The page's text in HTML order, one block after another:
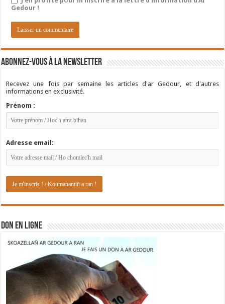
Gedour !
Abonnez-vous à la newsletter
Recevez une fois par semaine les articles d'ar Gedour, et d'autres
informations en exclusivité.
Prénom :
Adresse email:
DON EN LIGNE